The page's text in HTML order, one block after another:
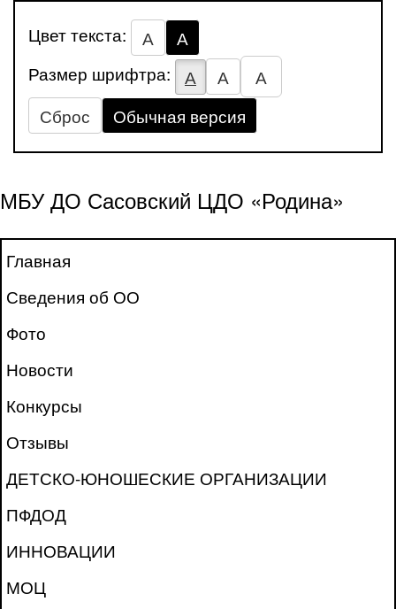
Цвет текста: А
А
Размер шрифтра:
А А
А
Сброс
Обычная версия
МБУ ДО Сасовский ЦДО «Родина»
Главная
Сведения об ОО
Фото
Новости
Конкурсы
Отзывы
ДЕТСКО-ЮНОШЕСКИЕ ОРГАНИЗАЦИИ
ПФДОД
ИННОВАЦИИ
МОЦ